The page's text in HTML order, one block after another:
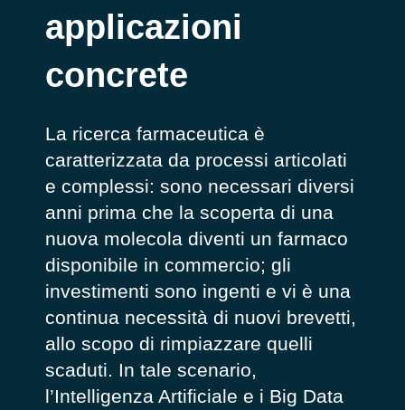
applicazioni
concrete
La ricerca farmaceutica è
caratterizzata da processi articolati
e complessi: sono necessari diversi
anni prima che la scoperta di una
nuova molecola diventi un farmaco
disponibile in commercio; gli
investimenti sono ingenti e vi è una
continua necessità di nuovi brevetti,
allo scopo di rimpiazzare quelli
scaduti. In tale scenario,
l’Intelligenza Artificiale e i Big Data